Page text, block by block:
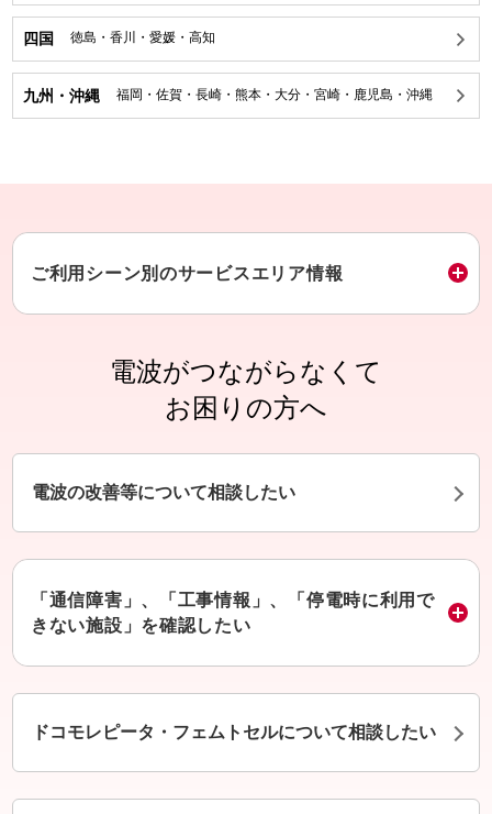
四国 徳島 ・ 香川 ・ 愛媛 ・ 高知
九州・沖縄 福岡 ・ 佐賀 ・ 長崎 ・ 熊本 ・ 大分 ・ 宮崎 ・ 鹿児島 ・ 沖縄
ご利用シーン別のサービスエリア情報
電波がつながらなくて
お困りの方へ
電波の改善等について相談したい
「通信障害」、「工事情報」、「停電時に利用で
きない施設」を確認したい
ドコモレピータ・フェムトセルについて相談したい